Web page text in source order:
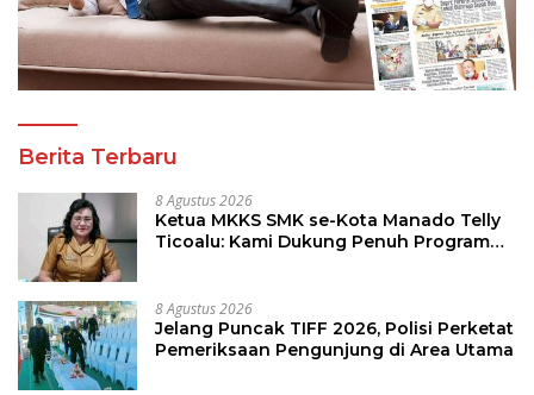
Berita Terbaru
8 Agustus 2026
Ketua MKKS SMK se-Kota Manado Telly
Ticoalu: Kami Dukung Penuh Program
8 Agustus 2026
Jelang Puncak TIFF 2026, Polisi Perketat
Pemeriksaan Pengunjung di Area Utama